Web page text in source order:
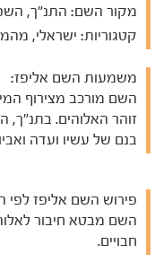
מקור השם: התנ"ך,
קטגוריות: ישראלי,
משמעות השם אליפז:
השם מורכב מצירוף
בנם של עשיו ועדה ואביו של עמלק. 2.
פירוש השם אליפז לפי
השם מבטא חיבור
חבויים.